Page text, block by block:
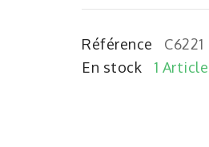
Référence
C6221
En stock
1 Article